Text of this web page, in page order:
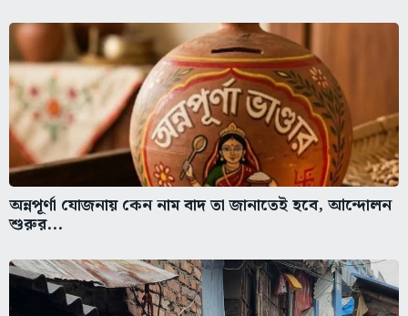
অন্নপূর্ণা যোজনায় কেন নাম বাদ তা জানাতেই হবে, আন্দোলন
শুরুর...